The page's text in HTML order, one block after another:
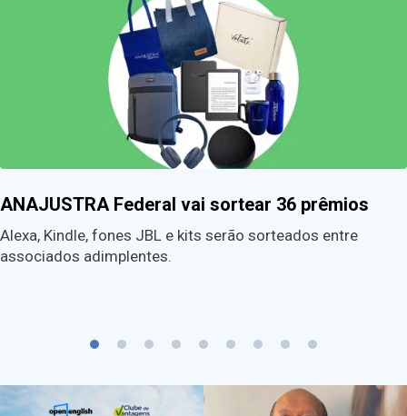
ANAJUSTRA Federal vai sortear 36 prêmios
Alexa, Kindle, fones JBL e kits serão sorteados entre
associados adimplentes.